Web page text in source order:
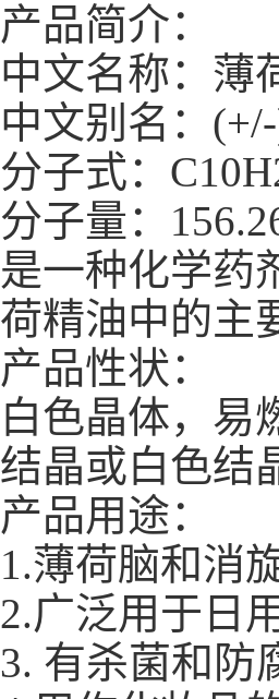
产品简介：
中文名称：薄
中文别名：
分子式：
分子量：
是一种化学药
荷精油中的主
产品性状：
白色晶体，易
结晶或白色结
产品用途：
1.薄荷脑和消
2.广泛用于日
3. 有杀菌和防